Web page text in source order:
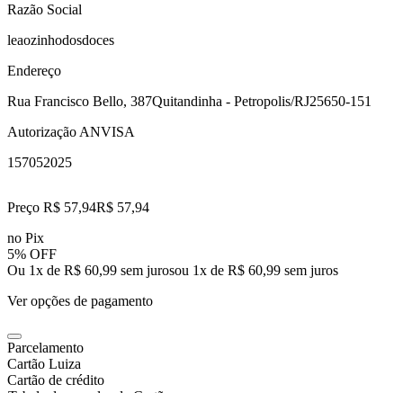
Razão Social
leaozinhodosdoces
Endereço
Rua Francisco Bello, 387Quitandinha - Petropolis/RJ25650-151
Autorização ANVISA
157052025
Preço R$ 57,94R$ 57,94
no Pix
5% OFF
Ou 1x de R$ 60,99 sem jurosou 1x de R$ 60,99 sem juros
Ver opções de pagamento
Parcelamento
Cartão Luiza
Cartão de crédito